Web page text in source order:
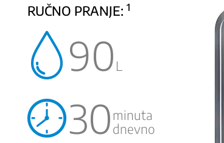
RUČNO PRANJE: 1
90 L
30minuta
dnevno